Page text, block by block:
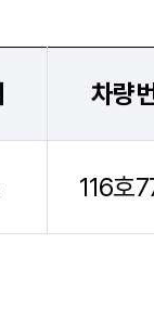
차량
116호